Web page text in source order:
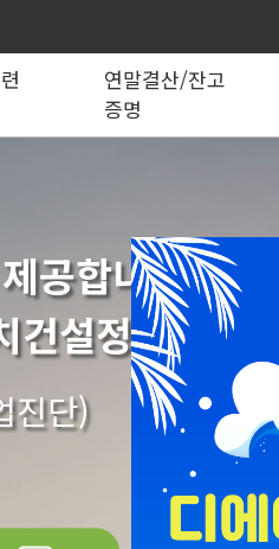
연말결산/잔고
증명
정보통신공사업
사업
주택건설사업자
업자
부동산개발업
석면해제제거업
인
에너지절약전문기업
정비사업전문관리업
리시설·
승강기유지관리업
국가유산수리업
(문화재수리업)
기계설비성능점검업
공합니다.
건설정보
진단)